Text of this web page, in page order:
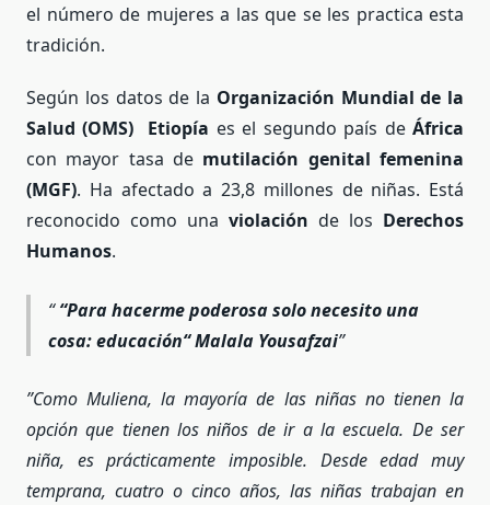
el número de mujeres a las que se les practica esta
tradición.
Según los datos de la Organización Mundial de la
Salud (OMS)
Etiopía es el segundo país deÁfrica
con mayor tasa de mutilación genital femenina
(MGF). Ha afectado a 23,8 millones de niñas. Está
reconocido como una violación de los Derechos
Humanos.
“Para hacerme poderosa solo necesito una
cosa: educación“Malala Yousafzai
”Como Muliena, la mayoría de las niñas no tienen la
opción que tienen los niños de ir a la escuela. De ser
niña, es prácticamente imposible. Desde edad muy
temprana, cuatro o cinco años, las niñas trabajan en